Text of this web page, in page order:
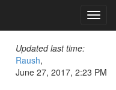
Updated last time:
Raush,
June 27, 2017, 2:23 PM